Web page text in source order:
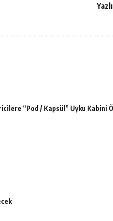
“Pod / Kapsül” Uyku Kabini